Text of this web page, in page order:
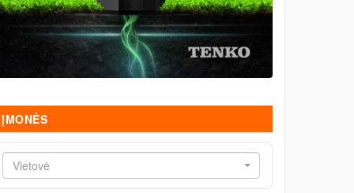
ĮMONĖS
Vietovė